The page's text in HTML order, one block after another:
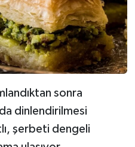
sonra
dinlendirilmesi
şerbeti dengeli